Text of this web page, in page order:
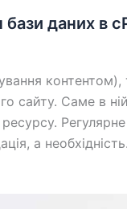
даних в
сайту. Саме в
а